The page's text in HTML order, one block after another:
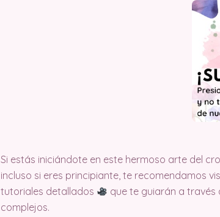
Si estás iniciándote en este hermoso arte del
incluso si eres principiante, te recomendamos
tutoriales detallados
que te guiarán a
complejos.